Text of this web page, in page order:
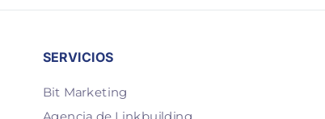
SERVICIOS
Bit Marketing
Agencia de Linkbuilding